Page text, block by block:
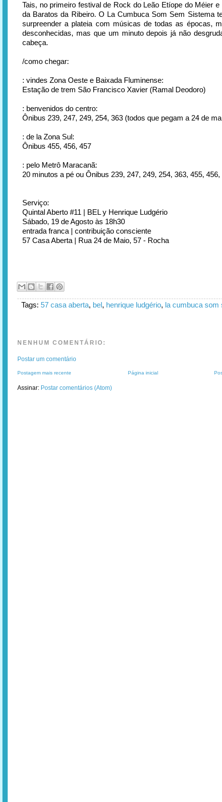
Tais, no primeiro festival de Rock do Leão Etíope do Méier e
da Baratos da Ribeiro. O La Cumbuca Som Sem Sistema
surpreender a plateia com músicas de todas as épocas,
desconhecidas, mas que um minuto depois já não
cabeça.
/como chegar:
: vindes Zona Oeste e Baixada Fluminense:
Estação de trem São Francisco Xavier (Ramal Deodoro)
: benvenidos do centro:
Ônibus 239, 247, 249, 254, 363 (todos que pegam a 24 de
: de la Zona Sul:
Ônibus 455, 456, 457
: pelo Metrô Maracanã:
20 minutos a pé ou Ônibus 239, 247, 249, 254, 363, 455, 456,
Serviço:
Quintal Aberto #11 | BEL y Henrique Ludgério
Sábado, 19 de Agosto às 18h30
entrada franca | contribuição consciente
57 Casa Aberta | Rua 24 de Maio, 57 - Rocha
Tags: 57 casa aberta, bel, henrique ludgério, la cumbuca som
NENHUM COMENTÁRIO:
Postar um comentário
Postagem mais recente Página inicial
Assinar: Postar comentários (Atom)